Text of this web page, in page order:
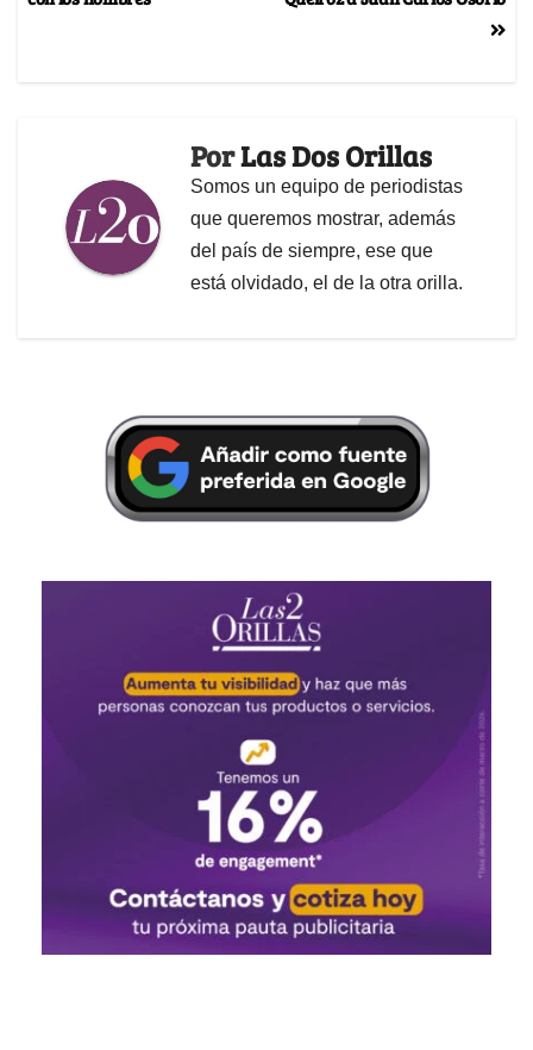
PorLas Dos Orillas
Somos un equipo de periodistas
que queremos mostrar, además
del país de siempre, ese que
está olvidado, el de la otra orilla.